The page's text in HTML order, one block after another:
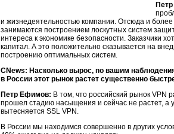
и жизнедеятельностью компании. Отсюда и
занимаются построением лоскутных систем
интереса к экономике безопасности. Заказчики
капитал. А это положительно сказывается на
построению оптимальных систем.
CNews: Насколько вырос, по вашим
в России этот рынок растет существенно
Петр Ефимов: В том, что российский рынок VPN
прошел стадию насыщения и сейчас не растет, а
вытесняется SSL VPN.
В России мы находимся совершенно в других